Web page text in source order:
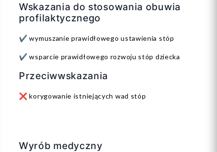
Wskazania do stosowania obuwia
profilaktycznego
✔️ wymuszanie prawidłowego ustawienia stóp
✔️ wsparcie prawidłowego rozwoju stóp dziecka
Przeciwwskazania
❌ korygowanie istniejących wad stóp
Wyrób medyczny